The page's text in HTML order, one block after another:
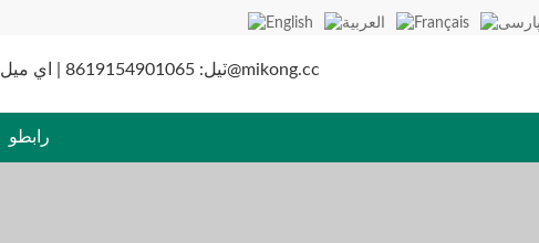
WS / ٽيل: 8619154901065 | اي ميل: لوسي@mikong.cc
رابطو